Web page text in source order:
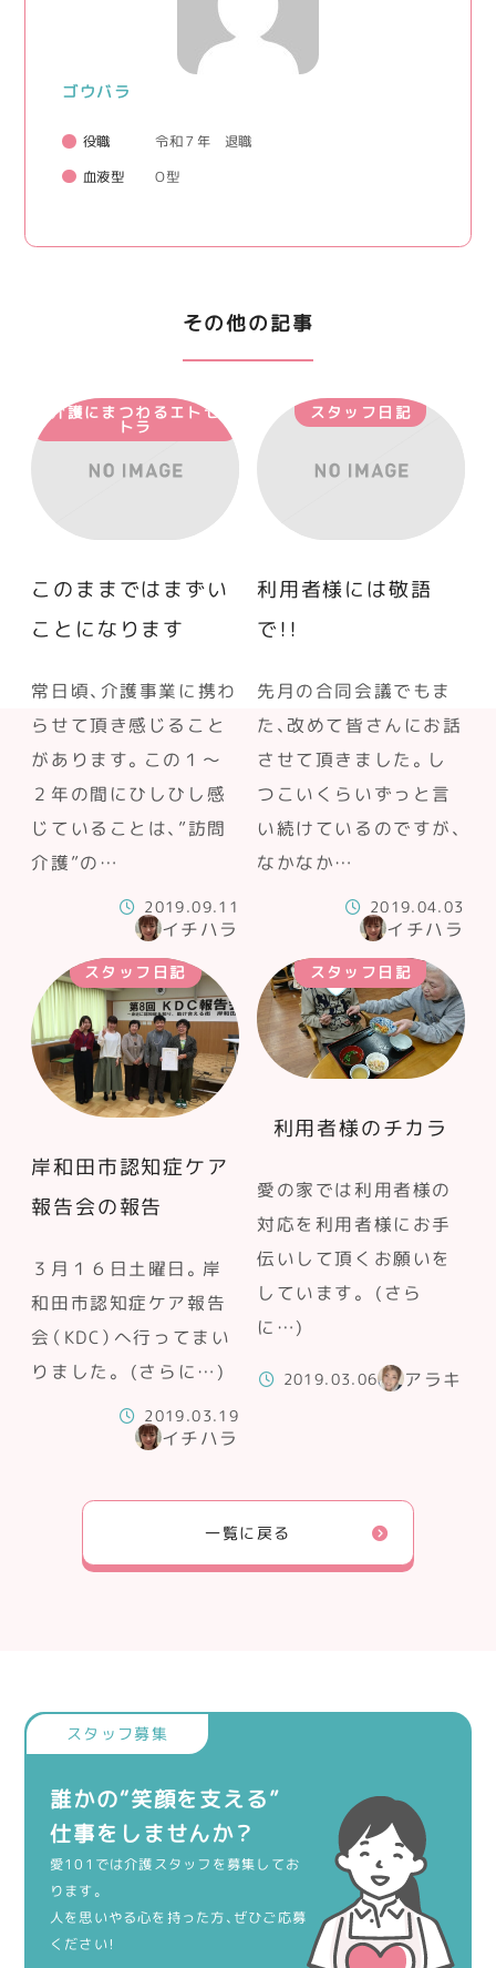
ゴウバラ
役職 令和７年 退職
血液型 O型
その他の記事
介護にまつわるエトセ
トラ
このままではまずい
ことになります
常日頃、介護事業に携わ
らせて頂き感じること
があります。この１～
２年の間にひしひし感
じていることは、”訪問
介護”の…
2019.09.11
イチハラ
スタッフ日記
利用者様には敬語
で！！
先月の合同会議でもま
た、改めて皆さんにお話
させて頂きました。し
つこいくらいずっと言
い続けているのですが、
なかなか…
2019.04.03
イチハラ
スタッフ日記
岸和田市認知症ケア
報告会の報告
３月１６日土曜日。岸
和田市認知症ケア報告
会（KDC）へ行ってまい
りました。 (さらに…)
2019.03.19
イチハラ
スタッフ日記
利用者様のチカラ
愛の家では利用者様の
対応を利用者様にお手
伝いして頂くお願いを
しています。 (さら
に…)
2019.03.06 アラキ
一覧に戻る
誰かの“笑顔を支える”
仕事をしませんか？
愛101では介護スタッフを募集してお
ります。
人を思いやる心を持った方、ぜひご応募
ください！